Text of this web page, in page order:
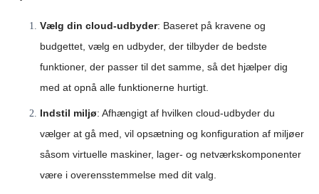
Vælg din cloud-udbyder: Baseret på kravene og
budgettet, vælg en udbyder, der tilbyder de bedste
funktioner, der passer til det samme, så det hjælper dig
med at opnå alle funktionerne hurtigt.
Indstil miljø: Afhængigt af hvilken cloud-udbyder du
vælger at gå med, vil opsætning og konfiguration af miljøer
såsom virtuelle maskiner, lager- og netværkskomponenter
være i overensstemmelse med dit valg.